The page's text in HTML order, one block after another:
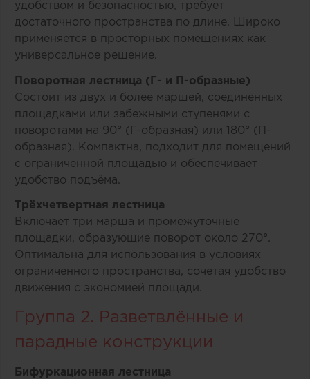
удобством и безопасностью, требует
достаточного пространства по длине. Широко
применяется в просторных помещениях как
универсальное решение.
Поворотная лестница (Г- и П-образные)
Состоит из двух и более маршей, соединённых
площадками или забежными ступенями с
поворотами на 90° (Г-образная) или 180° (П-
образная). Компактна, подходит для помещений
с ограниченной площадью и обеспечивает
удобство подъёма.
Трёхчетвертная лестница
Включает три марша и промежуточные
площадки, образующие поворот около 270°.
Оптимальна для использования в условиях
ограниченного пространства, сочетая удобство
движения с экономией площади.
Группа 2. Разветвлённые и
парадные конструкции
Бифуркационная лестница